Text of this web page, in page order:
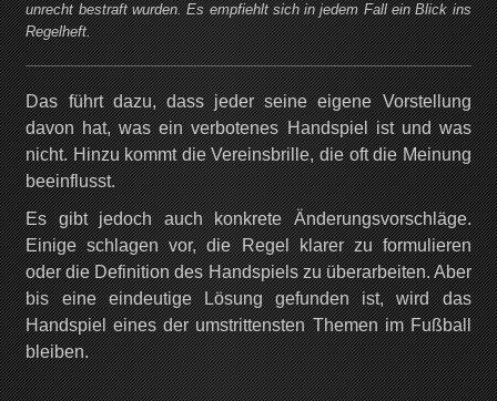
unrecht bestraft wurden. Es empfiehlt sich in jedem Fall ein Blick ins
Regelheft.
Das führt dazu, dass jeder seine eigene Vorstellung
davon hat, was ein verbotenes Handspiel ist und was
nicht. Hinzu kommt die Vereinsbrille, die oft die Meinung
beeinflusst.
Es gibt jedoch auch konkrete Änderungsvorschläge.
Einige schlagen vor, die Regel klarer zu formulieren
oder die Definition des Handspiels zu überarbeiten. Aber
bis eine eindeutige Lösung gefunden ist, wird das
Handspiel eines der umstrittensten Themen im Fußball
bleiben.